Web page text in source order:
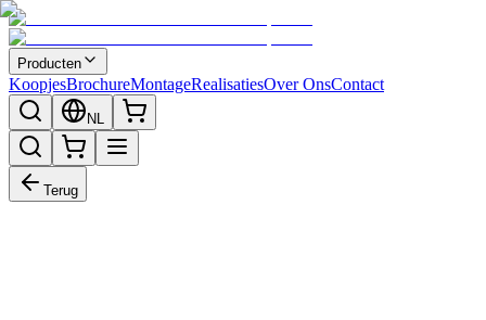
Producten
KoopjesBrochureMontageRealisatiesOver OnsContact
NL
Terug